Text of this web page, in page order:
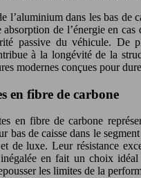
l’aluminium dans les bas de
absorption de l’énergie en
passive du véhicule. De
à la longévité de la
modernes conçues pour
en fibre de carbone
en fibre de carbone
bas de caisse dans le
de luxe. Leur résistance
en fait un choix
les limites de la